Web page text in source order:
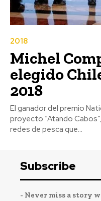
2018
Michel
elegido
2018
El ganador del premio
proyecto “Atando
redes de pesca que...
Subscribe
- Never miss a story